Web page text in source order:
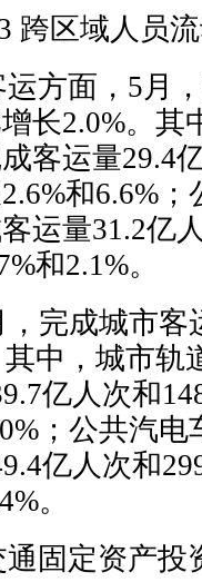
跨区域人员
方面，5月
长2.0%。其
客运量29.4
和6.6%
运量31.2亿
和2.1%。
完成城市客
其中，城市轨
亿人次和
；公共汽
亿人次和
。
通固定资产投